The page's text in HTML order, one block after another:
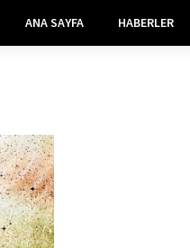
ANA SAYFA HABERLER